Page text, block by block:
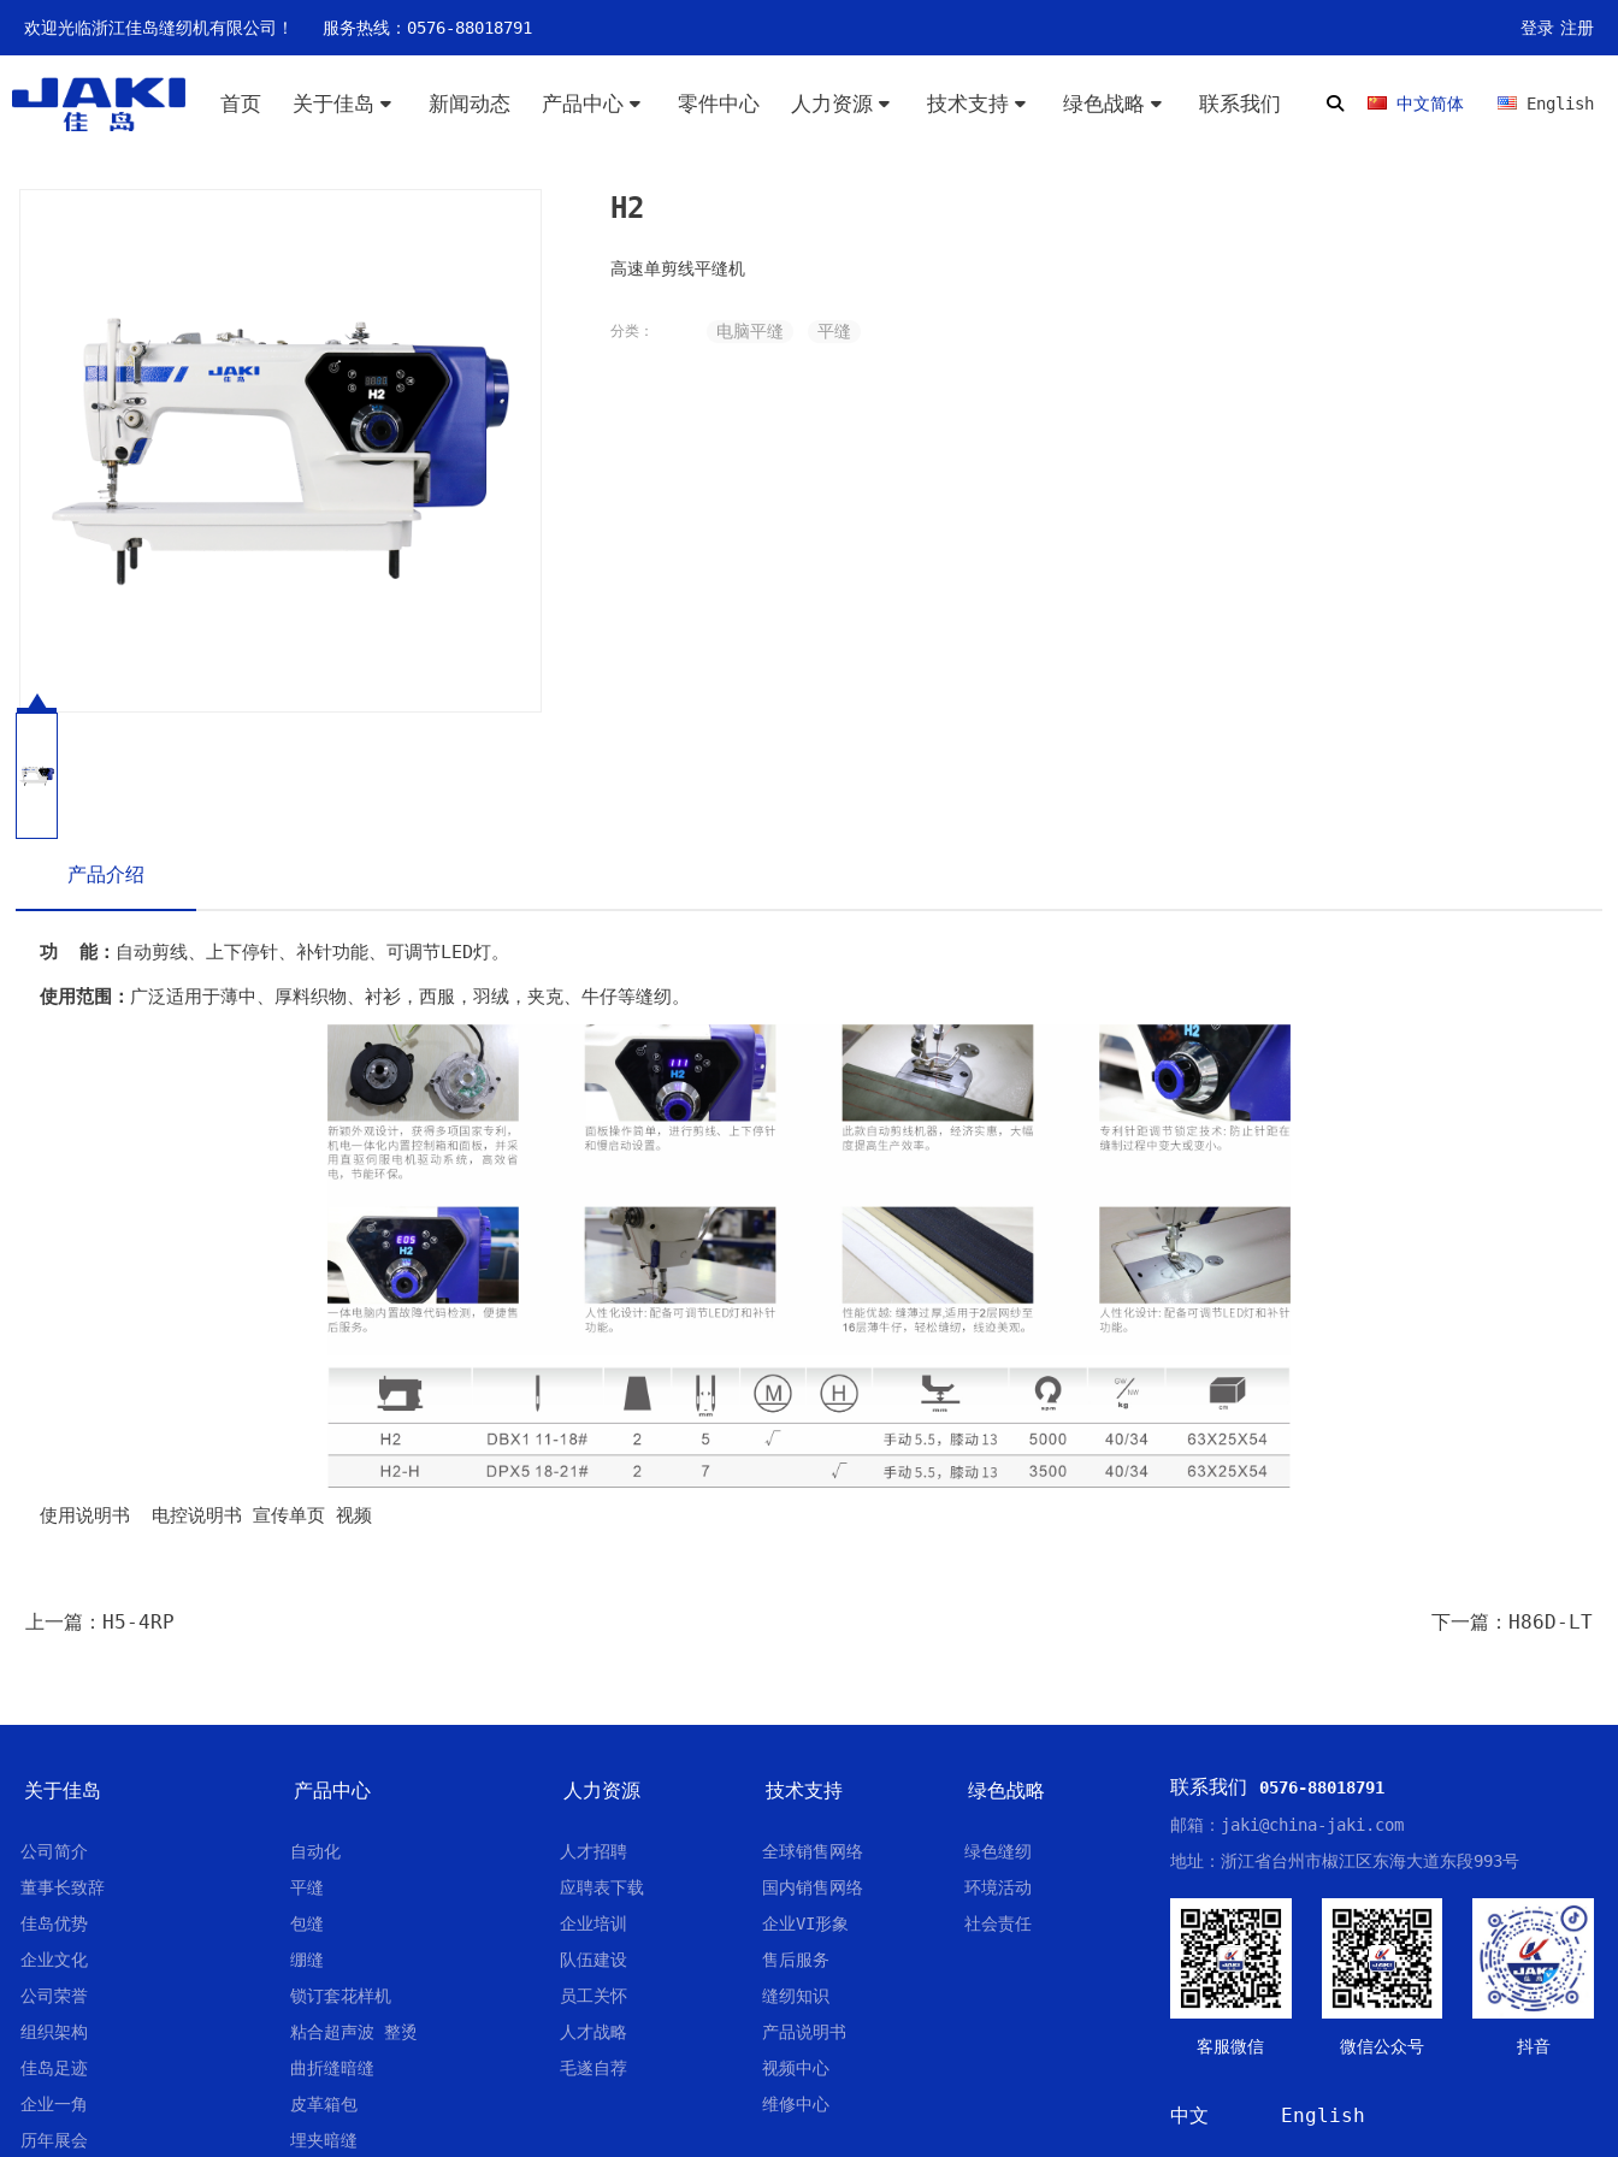
欢迎光临浙江佳岛缝纫机有限公司！ 服务热线：0576-88018791 登录 注册
首页 关于佳岛 新闻动态 产品中心 零件中心 人力资源 技术支持 绿色战略 联系我们 中文简体 English
H2
高速单剪线平缝机
分类： 电脑平缝 平缝
产品介绍
功 能： 自动剪线、上下停针、补针功能、可调节LED灯。
使用范围： 广泛适用于薄中、厚料织物、衬衫，西服，羽绒，夹克、牛仔等缝纫。
使用说明书 电控说明书 宣传单页 视频
上一篇：H5-4RP 下一篇：H86D-LT
关于佳岛
公司简介
董事长致辞
佳岛优势
企业文化
公司荣誉
组织架构
佳岛足迹
企业一角
历年展会
产品中心
自动化
平缝
包缝
绷缝
锁订套花样机
粘合超声波 整烫
曲折缝暗缝
皮革箱包
埋夹暗缝
人力资源
人才招聘
应聘表下载
企业培训
队伍建设
员工关怀
人才战略
毛遂自荐
技术支持
全球销售网络
国内销售网络
企业VI形象
售后服务
缝纫知识
产品说明书
视频中心
维修中心
绿色战略
绿色缝纫
环境活动
社会责任
联系我们 0576-88018791
邮箱：jaki@china-jaki.com
地址：浙江省台州市椒江区东海大道东段993号
客服微信 微信公众号 抖音
中文 English